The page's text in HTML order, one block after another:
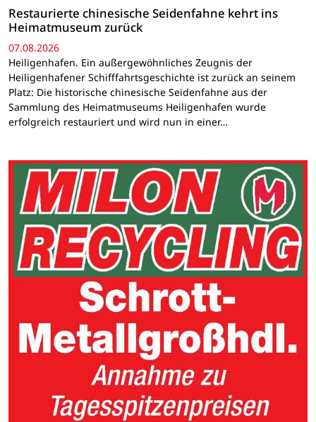
Restaurierte chinesische Seidenfahne kehrt ins
Heimatmuseum zurück
07.08.2026
Heiligenhafen. Ein außergewöhnliches Zeugnis der
Heiligenhafener Schifffahrtsgeschichte ist zurück an seinem
Platz: Die historische chinesische Seidenfahne aus der
Sammlung des Heimatmuseums Heiligenhafen wurde
erfolgreich restauriert und wird nun in einer…